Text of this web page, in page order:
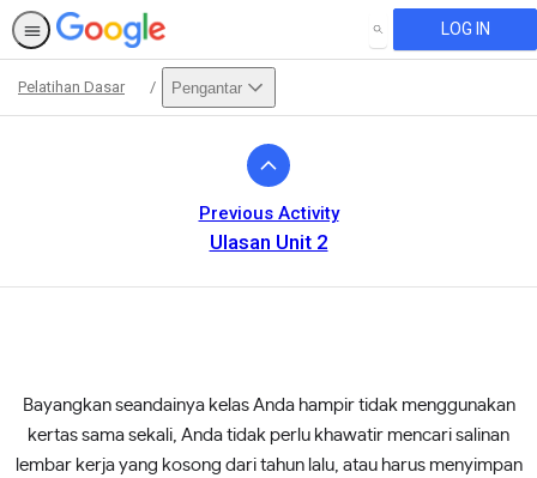
SEARCH LOG IN
Pelatihan Dasar Pengantar
Previous Activity
Ulasan Unit 2
This activity is also available in
English.View activity
Bayangkan seandainya kelas Anda hampir tidak menggunakan
kertas sama sekali, Anda tidak perlu khawatir mencari salinan
lembar kerja yang kosong dari tahun lalu, atau harus menyimpan